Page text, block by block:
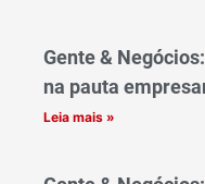
Gente &
na pauta
Leia mais »